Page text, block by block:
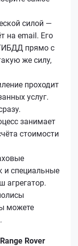
силой —
на email. Его
прямо с
же силу,
проходит
услуг.
занимает
стоимости
и специальные
агрегатор.
можете
Rover